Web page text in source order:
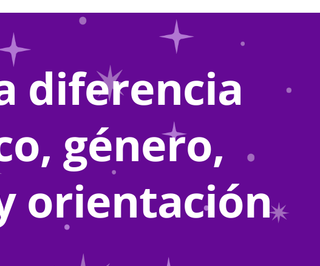
diferencia
género,
orientación